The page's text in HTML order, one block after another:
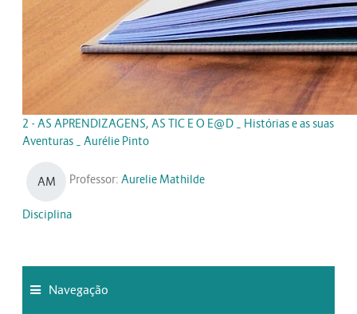
2 - AS APRENDIZAGENS, AS TIC E O E@D _ Histórias e as suas
Aventuras _ Aurélie Pinto
AM Professor: Aurelie Mathilde
Disciplina
BlocosNavegação